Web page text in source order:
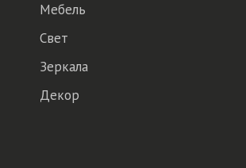
Мебель
Свет
Зеркала
Декор